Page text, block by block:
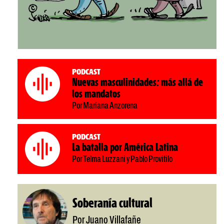
Podcast
Nuevas masculinidades: más allá de
los mandatos
Por Mariana Anzorena
Podcast
La batalla por América Latina
Por Telma Luzzani y Pablo Provitilo
Soberanía cultural
Por Juano Villafañe